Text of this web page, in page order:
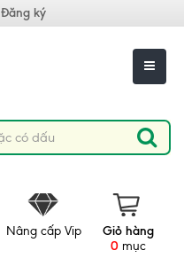
Đăng ký
Giỏ hàng
0 mục
Nâng cấp Vip